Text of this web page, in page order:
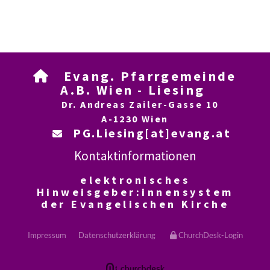

Evang. Pfarrgemeinde
A.B. Wien - Liesing
Dr. Andreas Zailer-Gasse 10
A-1230 Wien
 PG.Liesing[at]evang.at
Kontaktinformationen
elektronisches
Hinweisgeber:innensystem
der Evangelischen Kirche
Impressum Datenschutzerklärung ChurchDesk-Login